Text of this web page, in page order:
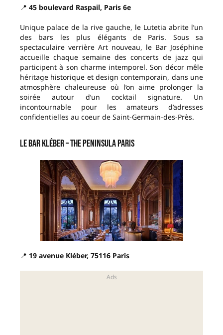
📍 45 boulevard Raspail, Paris 6e
Unique palace de la rive gauche, le Lutetia abrite l’un
des bars les plus élégants de Paris. Sous sa
spectaculaire verrière Art nouveau, le Bar Joséphine
accueille chaque semaine des concerts de jazz qui
participent à son charme intemporel. Son décor mêle
héritage historique et design contemporain, dans une
atmosphère chaleureuse où l’on aime prolonger la
soirée autour d’un cocktail signature. Un
incontournable pour les amateurs d’adresses
confidentielles au coeur de Saint-Germain-des-Près.
Le Bar Kléber – The Peninsula Paris
📍 19 avenue Kléber, 75116 Paris